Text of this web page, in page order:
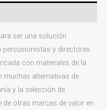
ser una solución
percusionistas y directores
con materiales de la
muchas alternativas de
y la selección de
de otras marcas de valor en